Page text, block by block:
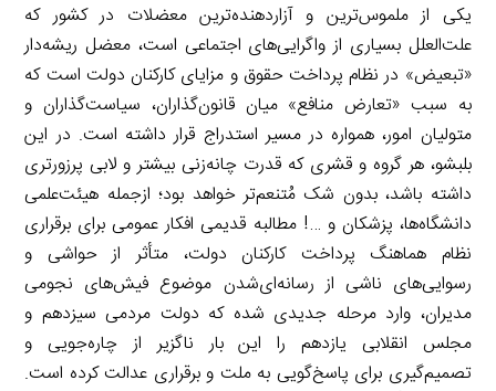
یکی از ملموس‌ترین و آزاردهنده‌ترین معضلات در کشور که
علت‌العلل بسیاری از واگرایی‌های اجتماعی است، معضل ریشه‌دار
«تبعیض» در نظام پرداخت حقوق و مزایای کارکنان دولت است که
به سبب «تعارض منافع» میان قانون‌گذاران، سیاست‌گذاران و
متولیان امور، همواره در مسیر استدراج قرار داشته است. در این
بلبشو، هر گروه و قشری که قدرت چانه‌زنی بیشتر و لابی پرزورتری
داشته باشد، بدون شک مُتنعم‌تر خواهد بود؛ ازجمله هیئت‌علمی
دانشگاه‌ها، پزشکان و …! مطالبه قدیمی افکار عمومی برای برقراری
نظام هماهنگ پرداخت کارکنان دولت، متأثر از حواشی و
رسوایی‌های ناشی از رسانه‌ای‌شدن موضوع فیش‌های نجومی
مدیران، وارد مرحله جدیدی شده که دولت مردمی سیزدهم و
مجلس انقلابی یازدهم را این بار ناگزیر از چاره‌جویی و
تصمیم‌گیری برای پاسخ‌گویی به ملت و برقراری عدالت کرده است.